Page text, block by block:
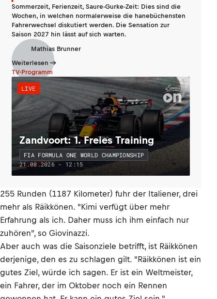
Sommerzeit, Ferienzeit, Saure-Gurke-Zeit: Dies sind die
Wochen, in welchen normalerweise die hanebüchensten
Fahrerwechsel diskutiert werden. Die Sensation zur
Saison 2027 hin lässt auf sich warten.
Mathias Brunner
Weiterlesen
TV-Programm
LIVE
Zandvoort: 1. Freies Training
FIA FORMULA ONE WORLD CHAMPIONSHIP
21.08.2026 - 12:15
255 Runden (1187 Kilometer) fuhr der Italiener, drei
mehr als Räikkönen. "Kimi verfügt über mehr
Erfahrung als ich. Daher muss ich ihm einfach nur
zuhören", so Giovinazzi.
Aber auch was die Saisonziele betrifft, ist Räikkönen
derjenige, den es zu schlagen gilt. "Räikkönen ist ein
gutes Ziel, würde ich sagen. Er ist ein Weltmeister,
ein Fahrer, der im Oktober noch ein Rennen